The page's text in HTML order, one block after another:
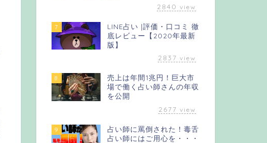
2840 view
7
LINE占い |評価・口コミ 徹
底レビュー【2020年最新
版】
2837 view
8
売上は年間1兆円！巨大市
場で働く占い師さんの年収
を公開
2677 view
9
占い師に罵倒された！毒舌
占い師にはご用心を・・・